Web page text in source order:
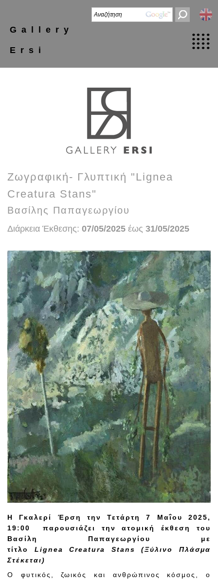
Gallery
Ersi
Ζωγραφική- Γλυπτική "Lignea
Creatura Stans"
Βασίλης Παπαγεωργίου
Διάρκεια Έκθεσης: 07/05/2025 έως 31/05/2025
H Γκαλερί Έρση την Τετάρτη 7 Μαΐου 2025,
19:00
παρουσιάζει την ατομική έκθεση του
Βασίλη Παπαγεωργίου με
τίτλο Lignea Creatura Stans (Ξύλινο Πλάσμα
Στέκεται)
Ο φυτικός, ζωικός και ανθρώπινος κόσμος, ο